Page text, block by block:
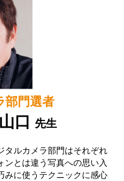
部門選者
口 先生
タルカメラ部門はそれぞれ
ンとは違う写真への思い入
みに使うテクニックに感心